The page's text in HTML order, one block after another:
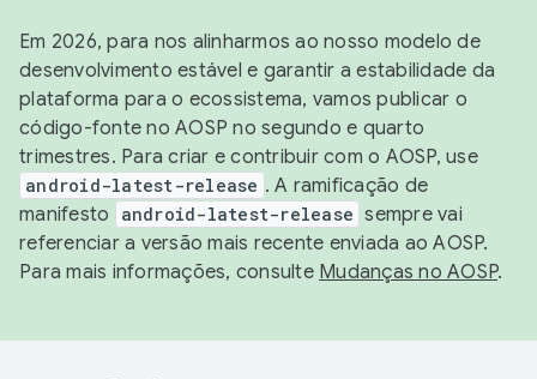
Em 2026, para nos alinharmos ao nosso modelo de
desenvolvimento estável e garantir a estabilidade da
plataforma para o ecossistema, vamos publicar o
código-fonte no AOSP no segundo e quarto
trimestres. Para criar e contribuir com o AOSP, use
android-latest-release . A ramificação de
manifesto
android-latest-release sempre vai
referenciar a versão mais recente enviada ao AOSP.
Para mais informações, consulte Mudanças no AOSP.